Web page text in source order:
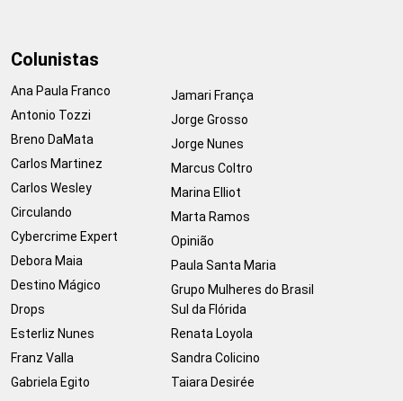
Colunistas
Ana Paula Franco
Antonio Tozzi
Breno DaMata
Carlos Martinez
Carlos Wesley
Circulando
Cybercrime Expert
Debora Maia
Destino Mágico
Drops
Esterliz Nunes
Franz Valla
Gabriela Egito
Jamari França
Jorge Grosso
Jorge Nunes
Marcus Coltro
Marina Elliot
Marta Ramos
Opinião
Paula Santa Maria
Grupo Mulheres do Brasil
Sul da Flórida
Renata Loyola
Sandra Colicino
Taiara Desirée